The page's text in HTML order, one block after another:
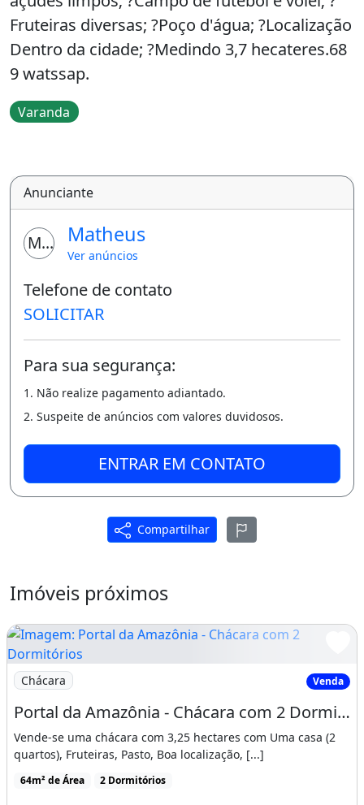
Fruteiras diversas; ?Poço d'água; ?Localização
Dentro da cidade; ?Medindo 3,7 hecateres.68
9 watssap.
Varanda
Anunciante
MM Matheus
Ver anúncios
Telefone de contato
SOLICITAR
Para sua segurança:
1. Não realize pagamento adiantado.
2. Suspeite de anúncios com valores duvidosos.
ENTRAR EM CONTATO
Compartilhar
Imóveis próximos
Imagem: Portal da Amazônia - Chácara com 2 Dormitórios
Chácara Venda
Portal da Amazônia - Chácara com 2 Dormitórios À Venda
Vende-se uma chácara com 3,25 hectares com Uma casa (2
quartos), Fruteiras, Pasto, Boa localização, [...]
64m² de Área 2 Dormitórios